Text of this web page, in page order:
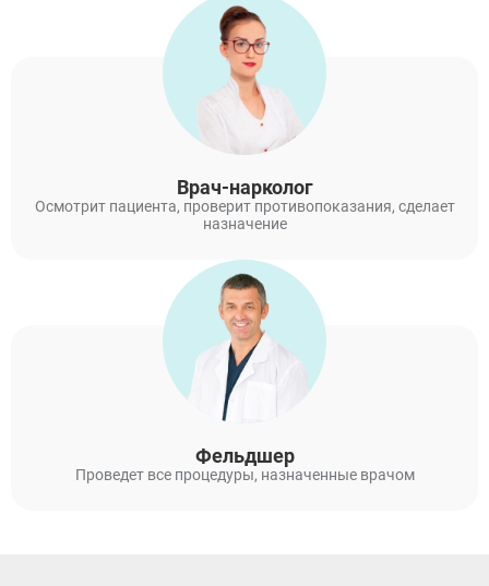
Врач-нарколог
Осмотрит пациента, проверит противопоказания, сделает
назначение
Фельдшер
Проведет все процедуры, назначенные врачом